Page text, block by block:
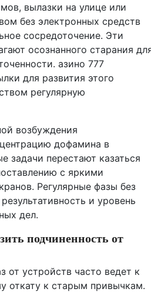
вылазки на улице или
без электронных средств
сосредоточение. Эти
осознанного старания
азино 777
для развития этого
регулярную
возбуждения
дофамина в
задачи перестают казаться
с яркими
Регулярные фазы без
и уровень
дел.
подчиненность от
от устройств часто ведет к
откату к старым привычкам.